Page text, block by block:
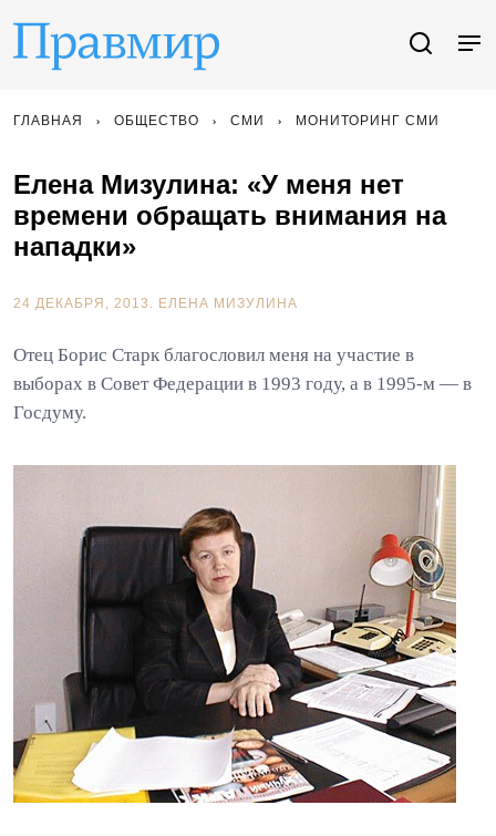
ГЛАВНАЯ ОБЩЕСТВО СМИ МОНИТОРИНГ СМИ
Елена Мизулина: «У меня нет
времени обращать внимания на
нападки»
24 ДЕКАБРЯ, 2013. ЕЛЕНА МИЗУЛИНА
Отец Борис Старк благословил меня на участие в
выборах в Совет Федерации в 1993 году, а в 1995-м — в
Госдуму.